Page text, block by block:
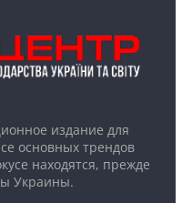
издание для
основных трендов
находятся, прежде
Украины.